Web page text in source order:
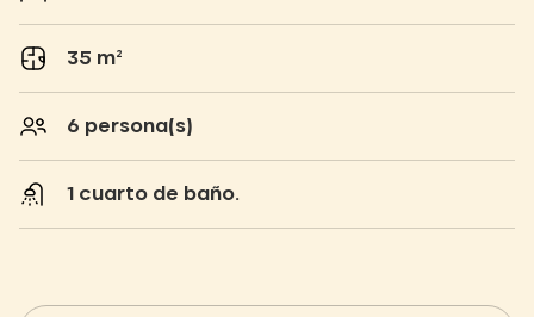
35 m²
6 persona(s)
1 cuarto de baño.